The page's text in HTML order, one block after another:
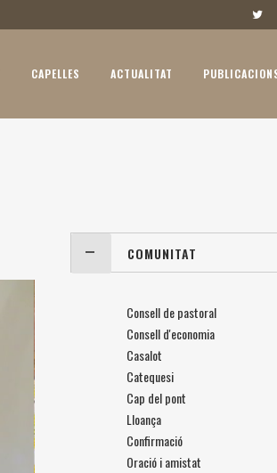
CAPELLES ACTUALITAT
COMUNITAT
Consell de pastoral
Consell d'economia
Casalot
Catequesi
Cap del pont
Lloança
Confirmació
Oració i amistat